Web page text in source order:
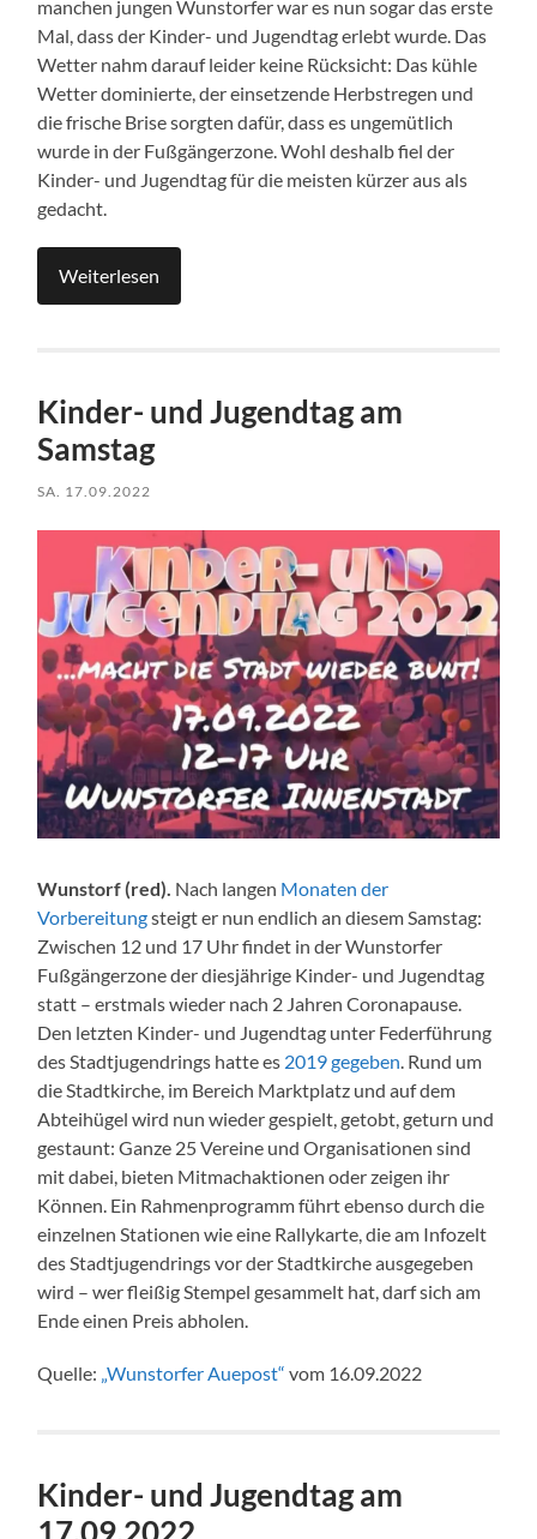
manchen jungen Wunstorfer war es nun sogar das erste
Mal, dass der Kinder- und Jugendtag erlebt wurde. Das
Wetter nahm darauf leider keine Rücksicht: Das kühle
Wetter dominierte, der einsetzende Herbstregen und
die frische Brise sorgten dafür, dass es ungemütlich
wurde in der Fußgängerzone. Wohl deshalb fiel der
Kinder- und Jugendtag für die meisten kürzer aus als
gedacht.
Weiterlesen
Kinder- und Jugendtag am
Samstag
SA. 17.09.2022
Wunstorf (red). Nach langen Monaten der
Vorbereitungsteigt er nun endlich an diesem Samstag:
Zwischen 12 und 17 Uhr findet in der Wunstorfer
Fußgängerzone der diesjährige Kinder- und Jugendtag
statt – erstmals wieder nach 2 Jahren Coronapause.
Den letzten Kinder- und Jugendtag unter Federführung
des Stadtjugendrings hatte es 2019 gegeben. Rund um
die Stadtkirche, im Bereich Marktplatz und auf dem
Abteihügel wird nun wieder gespielt, getobt, geturn und
gestaunt: Ganze 25 Vereine und Organisationen sind
mit dabei, bieten Mitmachaktionen oder zeigen ihr
Können. Ein Rahmenprogramm führt ebenso durch die
einzelnen Stationen wie eine Rallykarte, die am Infozelt
des Stadtjugendrings vor der Stadtkirche ausgegeben
wird – wer fleißig Stempel gesammelt hat, darf sich am
Ende einen Preis abholen.
Quelle: „Wunstorfer Auepost“ vom 16.09.2022
Kinder- und Jugendtag am